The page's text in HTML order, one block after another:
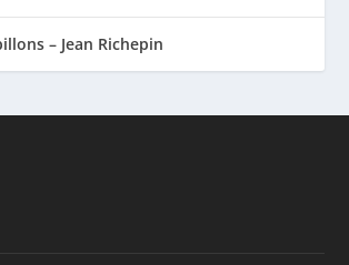
– Jean Richepin